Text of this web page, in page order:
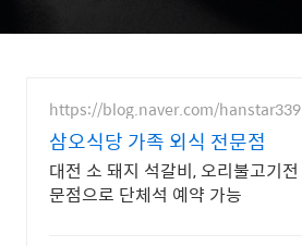
https://blog.naver.com/hanstar339
삼오식당 가족 외식 전문점
대전 소 돼지 석갈비, 오리불고기전
문점으로 단체석 예약 가능